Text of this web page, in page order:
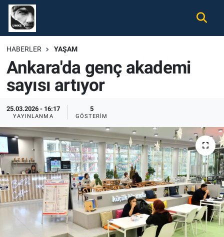
HABERLER YAŞAM
Ankara'da genç akademi
sayısı artıyor
25.03.2026 - 16:17
YAYINLANMA
5
GÖSTERIM
Gündem
Ekonomi
Spor
Magazin
Tüm Haberler
İletişim
Künye
Nöbetçi Eczaneler
Hava Durumu
Namaz Vakitleri
Trafik Durumu
Süper Lig Puan Durumu ve Fikstür
Tüm Manşetler
Son Dakika Haberleri
Haber Arşivi